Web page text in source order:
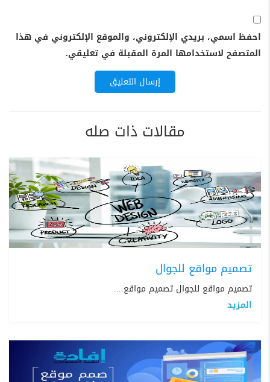
احفظ اسمي، بريدي الإلكتروني، والموقع الإلكتروني في هذا
المتصفح لاستخدامها المرة المقبلة في تعليقي.
مقالات ذات صله
تصميم مواقع للجوال
تصميم مواقع للجوال تصميم مواقع....
المزيد